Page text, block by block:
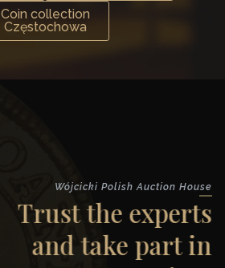
Coin collection
Częstochowa
Wójcicki Polish Auction House
Trust the experts
and take part in